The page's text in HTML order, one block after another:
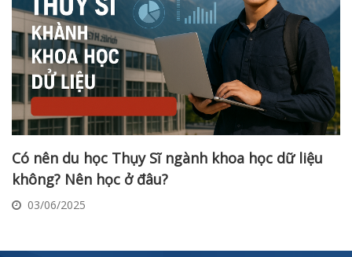
Có nên du học Thụy Sĩ ngành khoa học dữ liệu
không? Nên học ở đâu?
03/06/2025